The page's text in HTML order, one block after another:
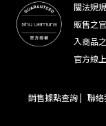
關法規
販售之
入商品
官方線
銷售據點查詢 | 聯絡